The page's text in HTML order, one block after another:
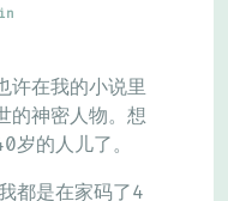
许在我的小说里
的神密人物。想
岁的人儿了。
都是在家码了4